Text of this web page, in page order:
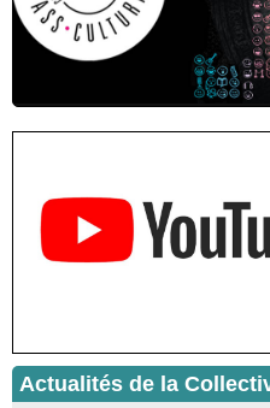
Sardegna - Mediateca di
Résidence d’écriture et de
Castelli - Institut Mémoires de
Médiathèque de Castagniccia
Rencontre / dédicace avec
livre « La ballade du pendu du
Mise en musique d’un livre
musicienne pédagogue :
rythmique et corporelle -
Tallà
! Événement reporté ! Cycle
par Alexandre Dominati -
Actualités de la